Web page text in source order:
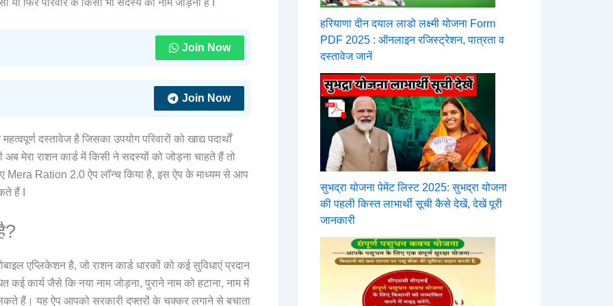
फिर परिवार के किसी भी सदस्य का नाम जोड़ना है I
Join Now
Join Now
दस्तावेज है जिसका उपयोग परिवारों को खाद्य पदार्थों
मेरा राशन कार्ड में किसी ने सदस्यों को जोड़ना चाहते हैं तो
Mera Ration 2.0 ऐप लॉन्च किया है, इस ऐप के माध्यम से आप
हैं I
एप्लिकेशन है, जो राशन कार्ड धारकों को कई सुविधाएं प्रदान
कार्य जैसे कि नया नाम जोड़ना, पुराने नाम को हटाना, नाम में
हैं। यह ऐप आपको सरकारी दफ्तरों के चक्कर लगाने से बचाता
हरियाणा दीन दयाल लाडो लक्ष्मी योजना Form
PDF 2025 : ऑनलाइन रजिस्ट्रेशन, पात्रता व
दस्तावेज जानें
सुभद्रा योजना पेमेंट लिस्ट 2025: सुभद्रा योजना
की पहली किस्त लाभार्थी सूची कैसे देखें, देखें पूरी
जानकारी